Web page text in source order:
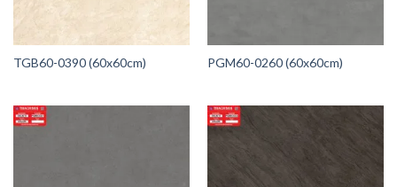
TGB60-0390 (60x60cm) PGM60-0260 (60x60cm)